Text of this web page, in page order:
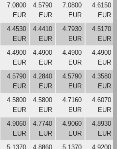
7.0800
EUR
4.5790
EUR
7.0800
EUR
4.6150
EUR
4.4530
EUR
4.4410
EUR
4.7930
EUR
4.5170
EUR
4.4900
EUR
4.4900
EUR
4.4900
EUR
4.4900
EUR
4.5790
EUR
4.2840
EUR
4.5790
EUR
4.3580
EUR
4.5800
EUR
4.5800
EUR
4.7160
EUR
4.6070
EUR
4.9060
EUR
4.7740
EUR
4.9060
EUR
4.8930
EUR
5.1370
4.8860
5.1370
4.9200